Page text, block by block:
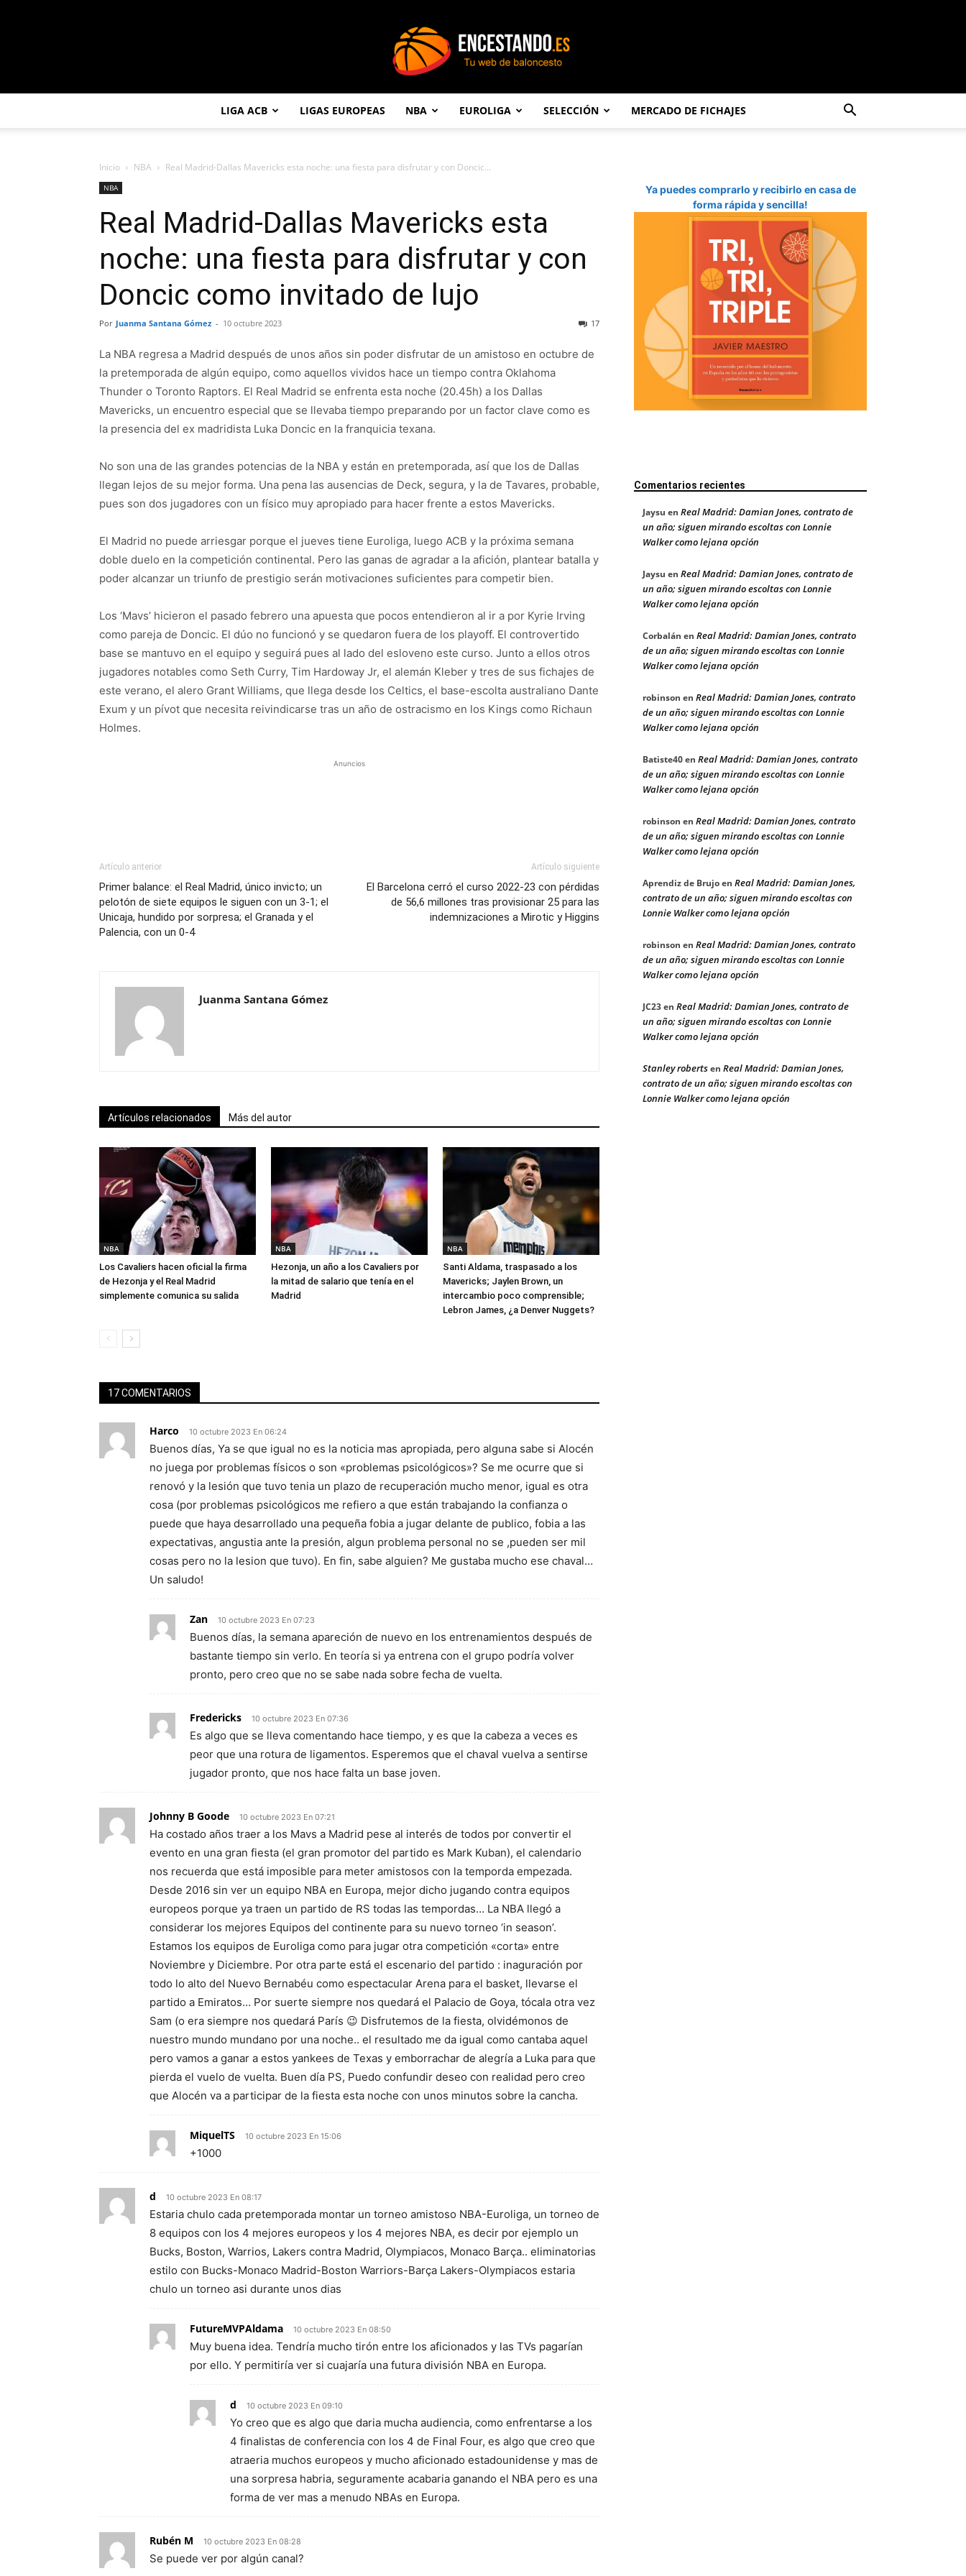
LIGA ACB LIGAS EUROPEAS NBA EUROLIGA SELECCIÓN MERCADO DE FICHAJES
Inicio NBA Real Madrid-Dallas Mavericks esta noche: una fiesta para disfrutar y con Doncic...
NBA
Real Madrid-Dallas Mavericks esta
noche: una fiesta para disfrutar y con
Doncic como invitado de lujo
Por Juanma Santana Gómez - 10 octubre 2023 17
La NBA regresa a Madrid después de unos años sin poder disfrutar de un amistoso en octubre de
la pretemporada de algún equipo, como aquellos vividos hace un tiempo contra Oklahoma
Thunder o Toronto Raptors. El Real Madrid se enfrenta esta noche (20.45h) a los Dallas
Mavericks, un encuentro especial que se llevaba tiempo preparando por un factor clave como es
la presencia del ex madridista Luka Doncic en la franquicia texana.
No son una de las grandes potencias de la NBA y están en pretemporada, así que los de Dallas
llegan lejos de su mejor forma. Una pena las ausencias de Deck, segura, y la de Tavares, probable,
pues son dos jugadores con un físico muy apropiado para hacer frente a estos Mavericks.
El Madrid no puede arriesgar porque el jueves tiene Euroliga, luego ACB y la próxima semana
doble duelo en la competición continental. Pero las ganas de agradar a la afición, plantear batalla y
poder alcanzar un triunfo de prestigio serán motivaciones suficientes para competir bien.
Los ‘Mavs’ hicieron el pasado febrero una apuesta que pocos entendieron al ir a por Kyrie Irving
como pareja de Doncic. El dúo no funcionó y se quedaron fuera de los playoff. El controvertido
base se mantuvo en el equipo y seguirá pues al lado del esloveno este curso. Junto a ellos otros
jugadores notables como Seth Curry, Tim Hardoway Jr, el alemán Kleber y tres de sus fichajes de
este verano, el alero Grant Williams, que llega desde los Celtics, el base-escolta australiano Dante
Exum y un pívot que necesita reivindicarse tras un año de ostracismo en los Kings como Richaun
Holmes.
Anuncios
Artículo anterior
Primer balance: el Real Madrid, único invicto; un
pelotón de siete equipos le siguen con un 3-1; el
Unicaja, hundido por sorpresa; el Granada y el
Palencia, con un 0-4
Artículo siguiente
El Barcelona cerró el curso 2022-23 con pérdidas
de 56,6 millones tras provisionar 25 para las
indemnizaciones a Mirotic y Higgins
Juanma Santana Gómez
Artículos relacionados Más del autor
NBA
Los Cavaliers hacen oficial la firma
de Hezonja y el Real Madrid
simplemente comunica su salida
NBA
Hezonja, un año a los Cavaliers por
la mitad de salario que tenía en el
Madrid
NBA
Santi Aldama, traspasado a los
Mavericks; Jaylen Brown, un
intercambio poco comprensible;
Lebron James, ¿a Denver Nuggets?
17 COMENTARIOS
Harco 10 octubre 2023 En 06:24
Buenos días, Ya se que igual no es la noticia mas apropiada, pero alguna sabe si Alocén
no juega por problemas físicos o son «problemas psicológicos»? Se me ocurre que si
renovó y la lesión que tuvo tenia un plazo de recuperación mucho menor, igual es otra
cosa (por problemas psicológicos me refiero a que están trabajando la confianza o
puede que haya desarrollado una pequeña fobia a jugar delante de publico, fobia a las
expectativas, angustia ante la presión, algun problema personal no se ,pueden ser mil
cosas pero no la lesion que tuvo). En fin, sabe alguien? Me gustaba mucho ese chaval…
Un saludo!
Zan 10 octubre 2023 En 07:23
Buenos días, la semana apareción de nuevo en los entrenamientos después de
bastante tiempo sin verlo. En teoría si ya entrena con el grupo podría volver
pronto, pero creo que no se sabe nada sobre fecha de vuelta.
Fredericks 10 octubre 2023 En 07:36
Es algo que se lleva comentando hace tiempo, y es que la cabeza a veces es
peor que una rotura de ligamentos. Esperemos que el chaval vuelva a sentirse
jugador pronto, que nos hace falta un base joven.
Johnny B Goode 10 octubre 2023 En 07:21
Ha costado años traer a los Mavs a Madrid pese al interés de todos por convertir el
evento en una gran fiesta (el gran promotor del partido es Mark Kuban), el calendario
nos recuerda que está imposible para meter amistosos con la temporda empezada.
Desde 2016 sin ver un equipo NBA en Europa, mejor dicho jugando contra equipos
europeos porque ya traen un partido de RS todas las tempordas… La NBA llegó a
considerar los mejores Equipos del continente para su nuevo torneo ‘in season’.
Estamos los equipos de Euroliga como para jugar otra competición «corta» entre
Noviembre y Diciembre. Por otra parte está el escenario del partido : inaguración por
todo lo alto del Nuevo Bernabéu como espectacular Arena para el basket, llevarse el
partido a Emiratos… Por suerte siempre nos quedará el Palacio de Goya, tócala otra vez
Sam (o era siempre nos quedará París 😉 Disfrutemos de la fiesta, olvidémonos de
nuestro mundo mundano por una noche.. el resultado me da igual como cantaba aquel
pero vamos a ganar a estos yankees de Texas y emborrachar de alegría a Luka para que
pierda el vuelo de vuelta. Buen día PS, Puedo confundir deseo con realidad pero creo
que Alocén va a participar de la fiesta esta noche con unos minutos sobre la cancha.
MiquelTS 10 octubre 2023 En 15:06
+1000
d 10 octubre 2023 En 08:17
Estaria chulo cada pretemporada montar un torneo amistoso NBA-Euroliga, un torneo de
8 equipos con los 4 mejores europeos y los 4 mejores NBA, es decir por ejemplo un
Bucks, Boston, Warrios, Lakers contra Madrid, Olympiacos, Monaco Barça.. eliminatorias
estilo con Bucks-Monaco Madrid-Boston Warriors-Barça Lakers-Olympiacos estaria
chulo un torneo asi durante unos dias
FutureMVPAldama 10 octubre 2023 En 08:50
Muy buena idea. Tendría mucho tirón entre los aficionados y las TVs pagarían
por ello. Y permitiría ver si cuajaría una futura división NBA en Europa.
d 10 octubre 2023 En 09:10
Yo creo que es algo que daria mucha audiencia, como enfrentarse a los
4 finalistas de conferencia con los 4 de Final Four, es algo que creo que
atraeria muchos europeos y mucho aficionado estadounidense y mas de
una sorpresa habria, seguramente acabaria ganando el NBA pero es una
forma de ver mas a menudo NBAs en Europa.
Rubén M 10 octubre 2023 En 08:28
Se puede ver por algún canal?
Ya puedes comprarlo y recibirlo en casa de
forma rápida y sencilla!
Comentarios recientes
Jaysu en Real Madrid: Damian Jones, contrato de
un año; siguen mirando escoltas con Lonnie
Walker como lejana opción
Jaysu en Real Madrid: Damian Jones, contrato de
un año; siguen mirando escoltas con Lonnie
Walker como lejana opción
Corbalán en Real Madrid: Damian Jones, contrato
de un año; siguen mirando escoltas con Lonnie
Walker como lejana opción
robinson en Real Madrid: Damian Jones, contrato
de un año; siguen mirando escoltas con Lonnie
Walker como lejana opción
Batiste40en Real Madrid: Damian Jones, contrato
de un año; siguen mirando escoltas con Lonnie
Walker como lejana opción
robinson en Real Madrid: Damian Jones, contrato
de un año; siguen mirando escoltas con Lonnie
Walker como lejana opción
Aprendiz de Brujoen Real Madrid: Damian Jones,
contrato de un año; siguen mirando escoltas con
Lonnie Walker como lejana opción
robinson en Real Madrid: Damian Jones, contrato
de un año; siguen mirando escoltas con Lonnie
Walker como lejana opción
JC23en Real Madrid: Damian Jones, contrato de
un año; siguen mirando escoltas con Lonnie
Walker como lejana opción
Stanley robertsen Real Madrid: Damian Jones,
contrato de un año; siguen mirando escoltas con
Lonnie Walker como lejana opción